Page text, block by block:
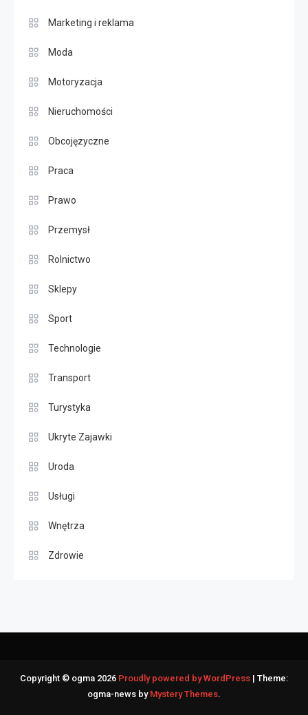
Marketing i reklama
Moda
Motoryzacja
Nieruchomości
Obcojęzyczne
Praca
Prawo
Przemysł
Rolnictwo
Sklepy
Sport
Technologie
Transport
Turystyka
Ukryte Zajawki
Uroda
Usługi
Wnętrza
Zdrowie
Copyright © ogma 2026 Proudly powered by WordPress | Theme:
ogma-news by Mystery Themes.